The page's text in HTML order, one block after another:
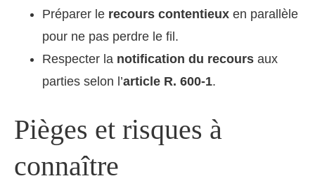
Préparer le recours contentieux en parallèle
pour ne pas perdre le fil.
Respecter la notification du recours aux
parties selon l’article R. 600-1.
Pièges et risques à
connaître